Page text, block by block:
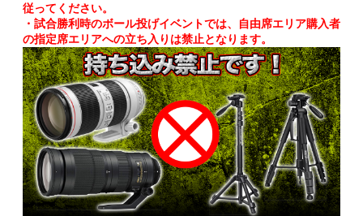
従ってください。
・試合勝利時のボール投げイベントでは、自由席エリア購入者
の指定席エリアへの立ち入りは禁止となります。